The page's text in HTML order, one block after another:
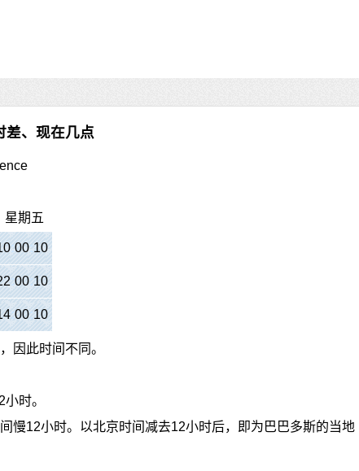
差、现在几点
星期五
00 11
00 11
00 11
因此时间不同。
时。
慢12小时。以北京时间减去12小时后，即为巴巴多斯的当地